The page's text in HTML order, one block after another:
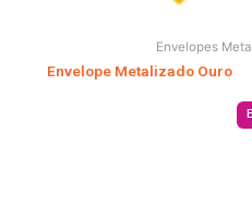
Envelopes
Envelope Metalizado Ouro